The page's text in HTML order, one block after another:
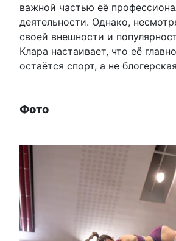
важной частью её
деятельности. Однако,
своей внешности и
Клара настаивает, что её
остаётся спорт, а не
Фото